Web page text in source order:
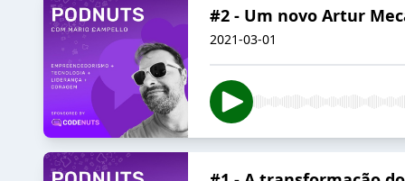
#2 - Um novo Artur
2021-03-01